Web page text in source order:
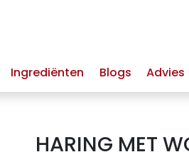
Ingrediënten Blogs Advies
HARING MET